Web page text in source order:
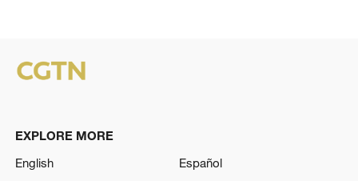
EXPLORE MORE
English
Español